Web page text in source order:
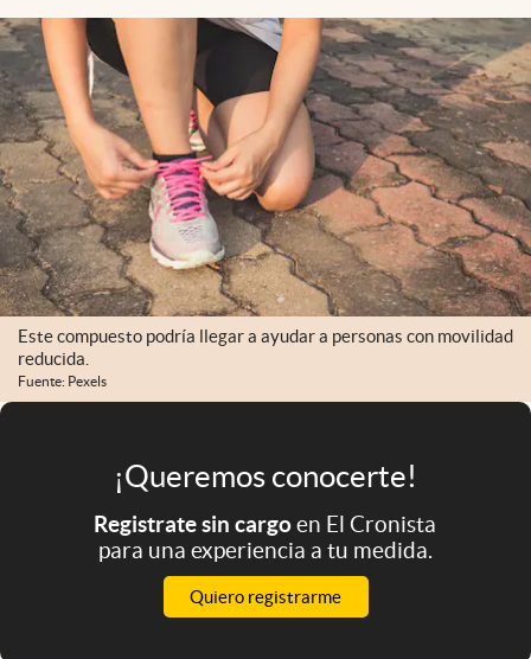
Clima
Mundial 2026
Eventos Corporativos
El Cronista Studio
Mediakit
abre en nueva pestaña
Argentina
Este compuesto podría llegar a ayudar a personas con movilidad
reducida.
Fuente: Pexels
¡Queremos conocerte!
Registrate sin cargoen El Cronista
para una experiencia a tu medida.
Quiero registrarme